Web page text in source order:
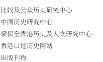
比较及公众历史研究中心
中国历史研究中心
梁保全香港历史及人文研究中心
香港口述历史网站
出版刊物